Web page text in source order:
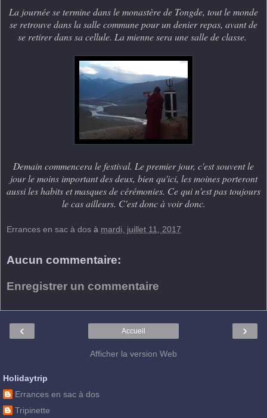
La journée se termine dans le monastère de Tongde, tout le monde
se retrouve dans la salle commune pour un denier repas, avant de
se retirer dans sa cellule. La mienne sera une salle de classe.
Demain commencera le festival. Le premier jour, c'est souvent le
jour le moins important des deux, bien qu'ici, les moines porteront
aussi les habits et masques de cérémonies. Ce qui n'est pas toujours
le cas ailleurs. C'est donc à voir donc.
Errances en sac à dos à mardi, juillet 11, 2017
Aucun commentaire:
Enregistrer un commentaire
‹ ›
Accueil
Afficher la version Web
Holidaytrip
Errances en sac à dos
Tripinette